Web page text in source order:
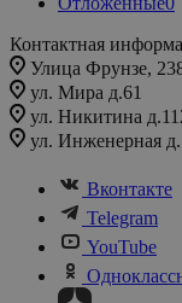
Контактная
Улица Фрунзе,
ул. Мира д.61
ул. Никитина
ул. Инженерная
Вконтакте
Telegram
YouTube